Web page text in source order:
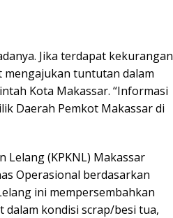
Jika terdapat kekurangan
mengajukan tuntutan dalam
Kota Makassar. “Informasi
Daerah Pemkot Makassar di
Lelang (KPKNL) Makassar
Operasional berdasarkan
ini mempersembahkan
dalam kondisi scrap/besi tua,